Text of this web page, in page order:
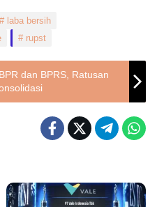
laba bersih
rupst
dan BPRS, Ratusan